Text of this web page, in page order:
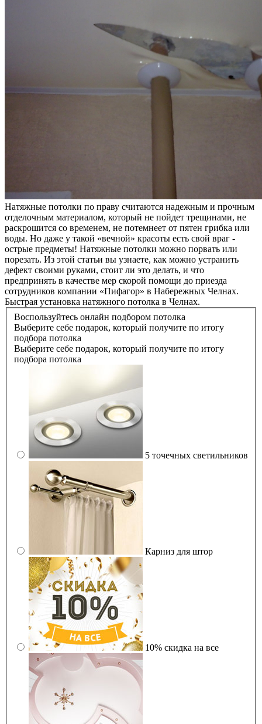
Натяжные потолки по праву считаются надежным и прочным
отделочным материалом, который не пойдет трещинами, не
раскрошится со временем, не потемнеет от пятен грибка или
воды. Но даже у такой «вечной» красоты есть свой враг -
острые предметы! Натяжные потолки можно порвать или
порезать. Из этой статьи вы узнаете, как можно устранить
дефект своими руками, стоит ли это делать, и что
предпринять в качестве мер скорой помощи до приезда
сотрудников компании «Пифагор» в Набережных Челнах.
Быстрая установка натяжного потолка в Челнах.
Воспользуйтесь онлайн подбором потолка
Выберите себе подарок, который получите по итогу
подбора потолка
Выберите себе подарок, который получите по итогу
подбора потолка
5 точечных светильников
Карниз для штор
10% скидка на все